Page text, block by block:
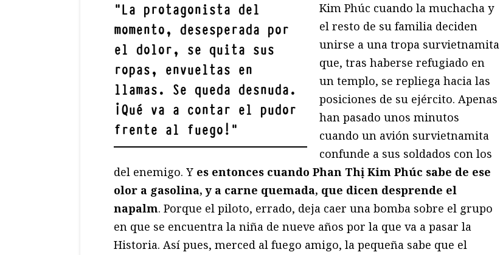
"La protagonista del
momento, desesperada por
el dolor, se quita sus
ropas, envueltas en
llamas. Se queda desnuda.
¡Qué va a contar el pudor
frente al fuego! "
Kim Phúc cuando la muchacha y
el resto de su familia deciden
unirse a una tropa survietnamita
que, tras haberse refugiado en
un templo, se repliega hacia las
posiciones de su ejército. Apenas
han pasado unos minutos
cuando un avión survietnamita
confunde a sus soldados con los
del enemigo. Y es entonces cuando Phan Thị Kim Phúc sabe de ese
olor a gasolina, y a carne quemada, que dicen desprende el
napalm. Porque el piloto, errado, deja caer una bomba sobre el grupo
en que se encuentra la niña de nueve años por la que va a pasar la
Historia. Así pues, merced al fuego amigo, la pequeña sabe que el